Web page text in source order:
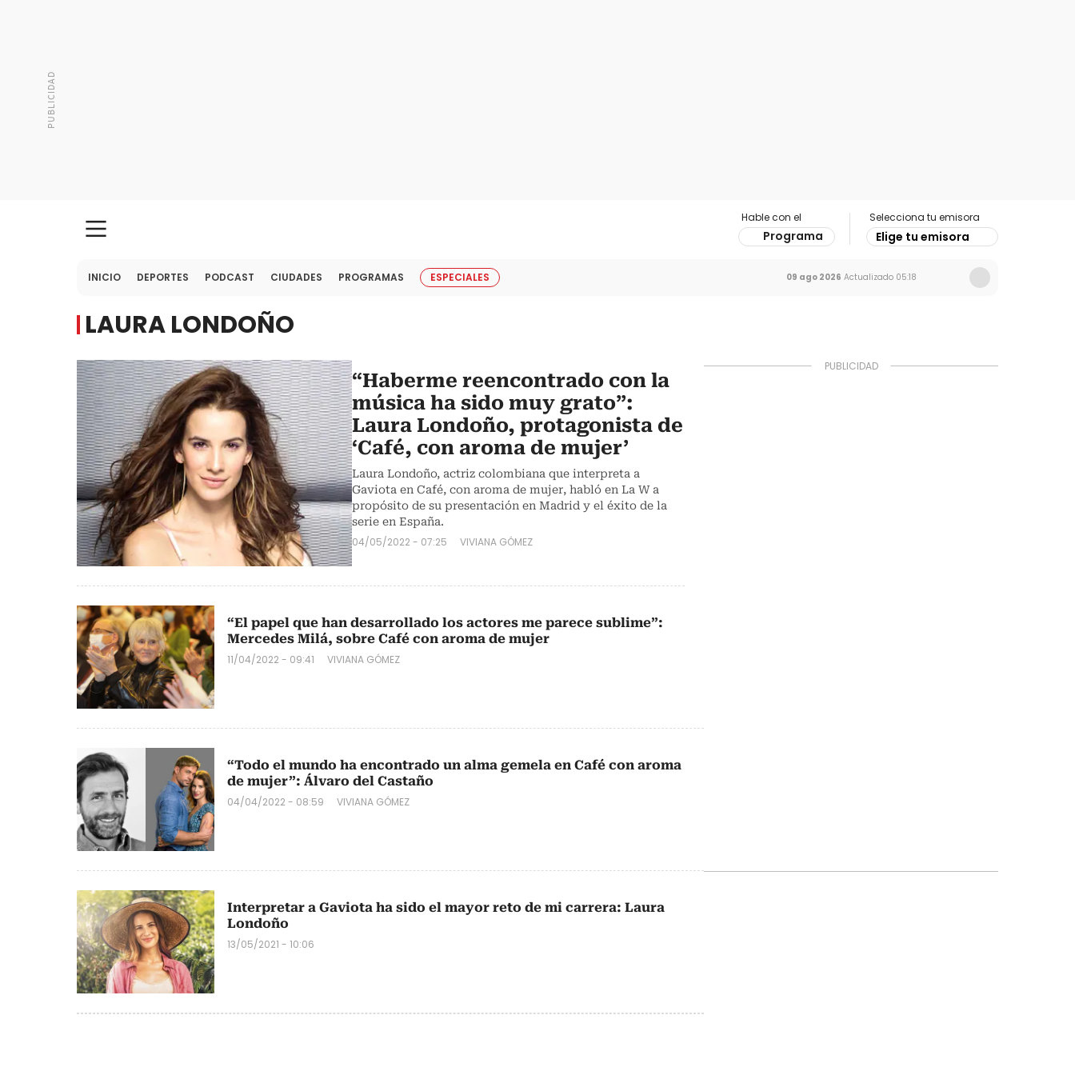
Hable con el
Programa
Selecciona tu emisora
Elige tu emisora
INICIO DEPORTES PODCAST CIUDADES PROGRAMAS ESPECIALES 09 ago 2026 Actualizado 05:18
LAURA LONDOÑO
“Haberme reencontrado con la
música ha sido muy grato”:
Laura Londoño, protagonista de
‘Café, con aroma de mujer’
Laura Londoño, actriz colombiana que interpreta a
Gaviota en Café, con aroma de mujer, habló en La W a
propósito de su presentación en Madrid y el éxito de la
serie en España.
04/05/2022 - 07:25 VIVIANA GÓMEZ
“El papel que han desarrollado los actores me parece sublime”:
Mercedes Milá, sobre Café con aroma de mujer
11/04/2022 - 09:41 VIVIANA GÓMEZ
“Todo el mundo ha encontrado un alma gemela en Café con aroma
de mujer”: Álvaro del Castaño
04/04/2022 - 08:59 VIVIANA GÓMEZ
Interpretar a Gaviota ha sido el mayor reto de mi carrera: Laura
Londoño
13/05/2021 - 10:06